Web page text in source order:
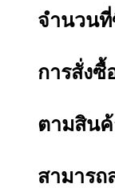
จำนวน
การสั่งซื้
ตามสิน
สามารถ